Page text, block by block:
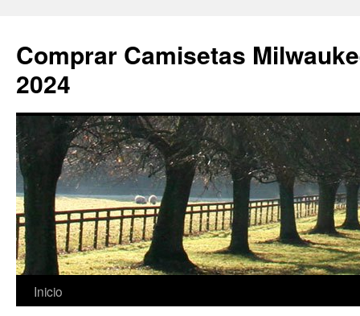
Comprar Camisetas
2024
Saltar
Inicio